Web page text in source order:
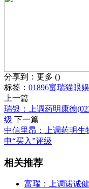
分享到： 更多 ()
标签： 01896富瑞猫眼
上一篇
瑞银：上调药明康德
级 下一篇
中信里昂：上调药明生
申“买入”评级
相关推荐
富瑞：上调诺诚